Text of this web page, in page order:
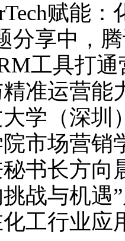
赋能
分享中，
工具打
准运营能
学（深圳
市场营销
书长方向
战与机遇
工行业应